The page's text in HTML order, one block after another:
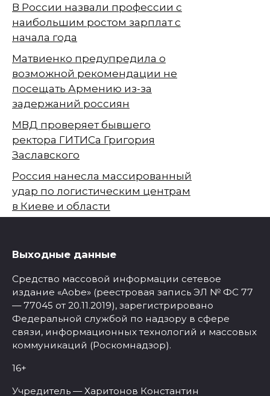
В России назвали профессии с
наибольшим ростом зарплат с
начала года
Матвиенко предупредила о
возможной рекомендации не
посещать Армению из-за
задержаний россиян
МВД проверяет бывшего
ректора ГИТИСа Григория
Заславского
Россия нанесла массированный
удар по логистическим центрам
в Киеве и области
Выходные данные
Средство массовой информации сетевое
издание «Aobe» (реестровая запись ЭЛ № ФС 77
— 77045 от 20.11.2019), зарегистрировано
Федеральной службой по надзору в сфере
связи, информационных технологий и массовых
коммуникаций (Роскомнадзор).
16+
Учредитель — Харитонов Константин